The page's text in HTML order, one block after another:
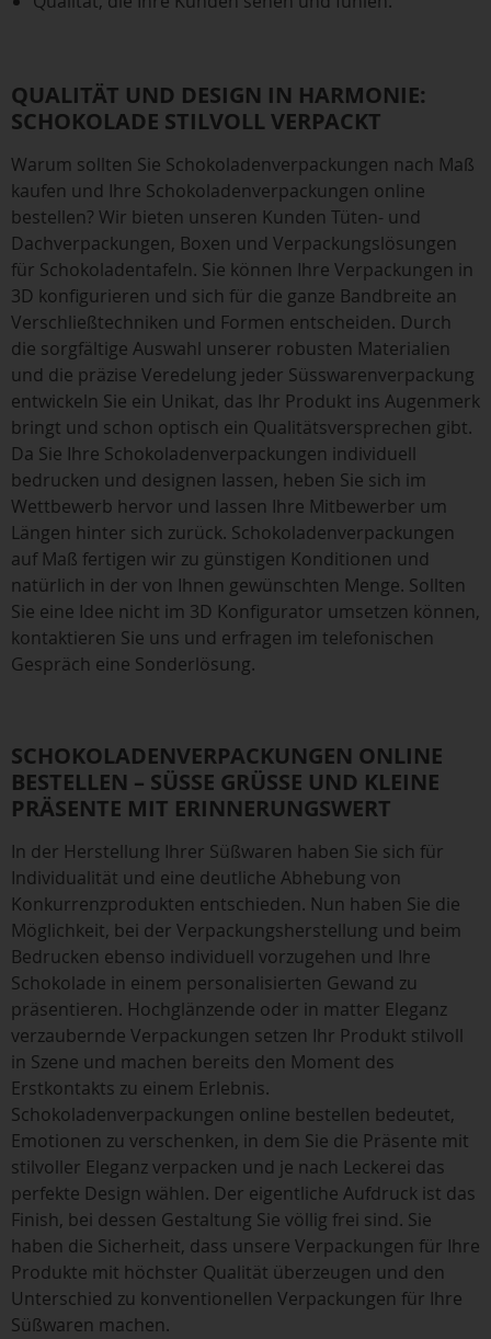
QUALITÄT UND DESIGN IN HARMONIE:
SCHOKOLADE STILVOLL VERPACKT
Warum sollten Sie Schokoladenverpackungen nach Maß
kaufen und Ihre Schokoladenverpackungen online
bestellen? Wir bieten unseren Kunden Tüten- und
Dachverpackungen, Boxen und Verpackungslösungen
für Schokoladentafeln. Sie können Ihre Verpackungen in
3D konfigurieren und sich für die ganze Bandbreite an
Verschließtechniken und Formen entscheiden. Durch
die sorgfältige Auswahl unserer robusten Materialien
und die präzise Veredelung jeder Süsswarenverpackung
entwickeln Sie ein Unikat, das Ihr Produkt ins Augenmerk
bringt und schon optisch ein Qualitätsversprechen gibt.
Da Sie Ihre Schokoladenverpackungen individuell
bedrucken und designen lassen, heben Sie sich im
Wettbewerb hervor und lassen Ihre Mitbewerber um
Längen hinter sich zurück. Schokoladenverpackungen
auf Maß fertigen wir zu günstigen Konditionen und
natürlich in der von Ihnen gewünschten Menge. Sollten
Sie eine Idee nicht im 3D Konfigurator umsetzen können,
kontaktieren Sie uns und erfragen im telefonischen
Gespräch eine Sonderlösung.
SCHOKOLADENVERPACKUNGEN ONLINE
BESTELLEN – SÜSSE GRÜSSE UND KLEINE PR
ÄSENTE MIT ERINNERUNGSWERT
In der Herstellung Ihrer Süßwaren haben Sie sich für
Individualität und eine deutliche Abhebung von
Konkurrenzprodukten entschieden. Nun haben Sie die
Möglichkeit, bei der Verpackungsherstellung und beim
Bedrucken ebenso individuell vorzugehen und Ihre
Schokolade in einem personalisierten Gewand zu
präsentieren. Hochglänzende oder in matter Eleganz
verzaubernde Verpackungen setzen Ihr Produkt stilvoll
in Szene und machen bereits den Moment des
Erstkontakts zu einem Erlebnis.
Schokoladenverpackungen online bestellen bedeutet,
Emotionen zu verschenken, in dem Sie die Präsente mit
stilvoller Eleganz verpacken und je nach Leckerei das
perfekte Design wählen. Der eigentliche Aufdruck ist das
Finish, bei dessen Gestaltung Sie völlig frei sind. Sie
haben die Sicherheit, dass unsere Verpackungen für Ihre
Produkte mit höchster Qualität überzeugen und den
Unterschied zu konventionellen Verpackungen für Ihre
Süßwaren machen.